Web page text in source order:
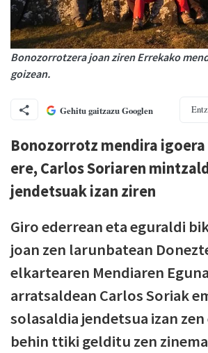
Bonozorrotzera joan ziren Errekako
goizean.
Gehitu gaitzazu Googlen
Bonozorrotz mendira
ere, Carlos Soriaren
jendetsuak izan ziren
Giro ederrean eta eguraldi
joan zen larunbatean
elkartearen Mendiaren
arratsaldean Carlos Soriak
solasaldia jendetsua izan
behin ttiki gelditu zen